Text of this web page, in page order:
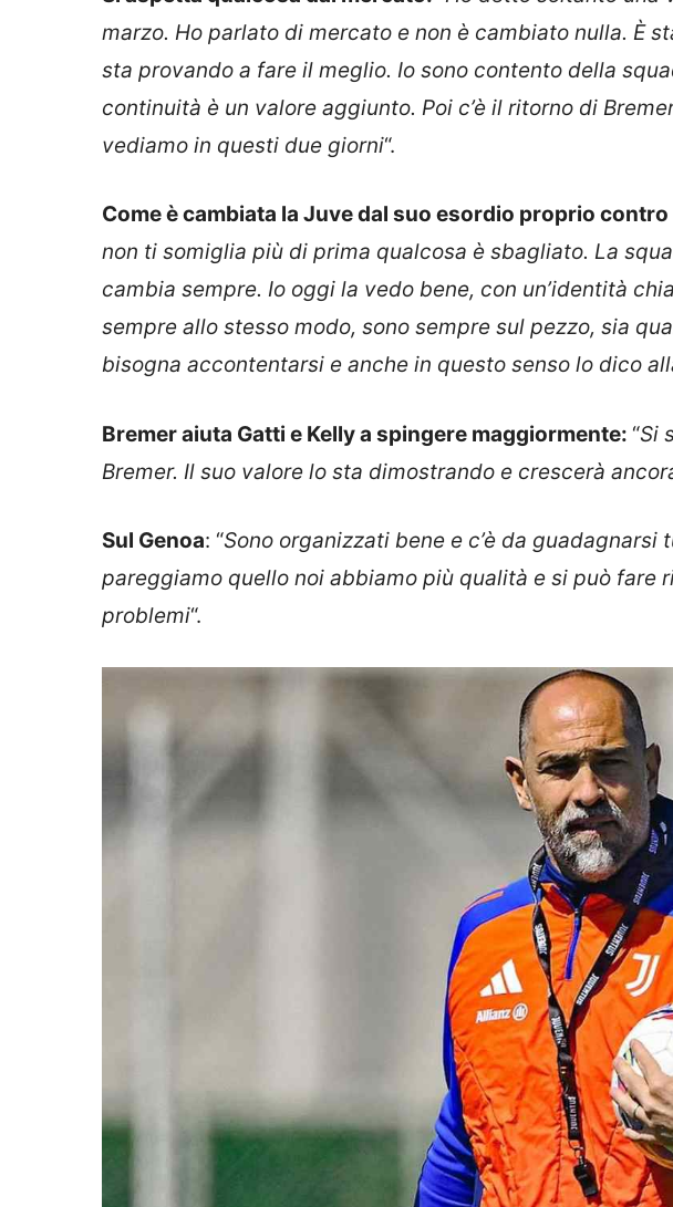
marzo. Ho parlato di mercato e non è cambiato nulla. È
sta provando a fare il meglio. Io sono contento della
continuità è un valore aggiunto. Poi c’è il ritorno di
vediamo in questi due giorni“.
Come è cambiata la Juve dal suo esordio proprio contro
non ti somiglia più di prima qualcosa è sbagliato. La
cambia sempre. Io oggi la vedo bene, con un’identità
sempre allo stesso modo, sono sempre sul pezzo, sia
bisogna accontentarsi e anche in questo senso lo dico
Bremer aiuta Gatti e Kelly a spingere maggiormente: “Si
Bremer. Il suo valore lo sta dimostrando e crescerà
Sul Genoa: “Sono organizzati bene e c’è da
pareggiamo quello noi abbiamo più qualità e si può fare
problemi“.